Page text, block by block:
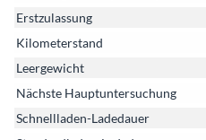
Erstzulassung
Kilometerstand
Leergewicht
Nächste Hauptuntersuchung
Schnellladen-Ladedauer